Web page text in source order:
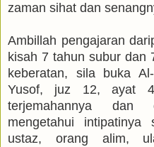
zaman sihat dan
Ambillah pengajaran
kisah 7 tahun subur dan
keberatan, sila buka
Yusof, juz 12, ayat
terjemahannya dan
mengetahui intipatinya
ustaz, orang alim,